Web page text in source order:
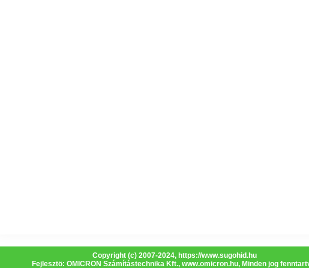
Copyright (c) 2007-2024, https://www.sugohid.hu
Fejlesztö: OMICRON Számítástechnika Kft., www.omicron.hu, Minden jog